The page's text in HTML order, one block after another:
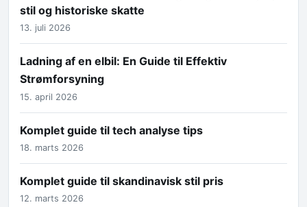
stil og historiske skatte
13. juli 2026
Ladning af en elbil: En Guide til Effektiv
Strømforsyning
15. april 2026
Komplet guide til tech analyse tips
18. marts 2026
Komplet guide til skandinavisk stil pris
12. marts 2026